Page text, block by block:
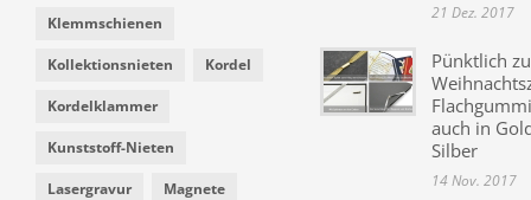
Klemmschienen
Kollektionsnieten Kordel
Kordelklammer
Kunststoff-Nieten
Lasergravur Magnete
21 Dez. 2017
Pünktlich
auch in
Silber
14 Nov. 2017